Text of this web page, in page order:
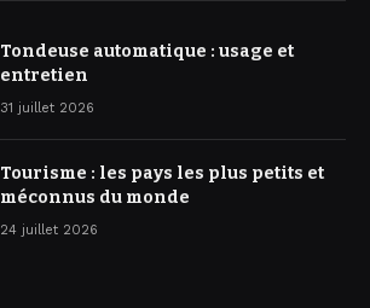
Tondeuse automatique : usage et
entretien
31 juillet 2026
Tourisme : les pays les plus petits et
méconnus du monde
24 juillet 2026